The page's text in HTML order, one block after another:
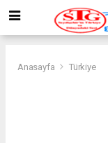
Anasayfa Türkiye